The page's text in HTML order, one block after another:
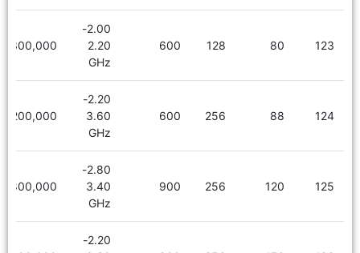
123
80
128
600
2.00-
2.20
GHz
6,300,000
124
88
256
600
2.20-
3.60
GHz
125
120
256
900
2.80-
3.40
GHz
2.20-